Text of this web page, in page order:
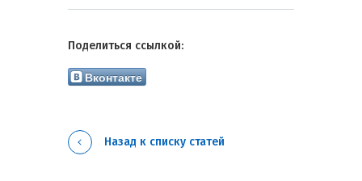
Назад к списку статей
Вконтакте
Поделиться ссылкой: